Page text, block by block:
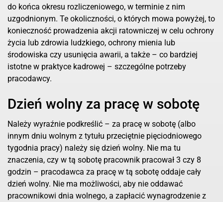
do końca okresu rozliczeniowego, w terminie z nim
uzgodnionym. Te okoliczności, o których mowa powyżej, to
konieczność prowadzenia akcji ratowniczej w celu ochrony
życia lub zdrowia ludzkiego, ochrony mienia lub
środowiska czy usunięcia awarii, a także – co bardziej
istotne w praktyce kadrowej – szczególne potrzeby
pracodawcy.
Dzień wolny za pracę w sobotę
Należy wyraźnie podkreślić – za pracę w sobotę (albo
innym dniu wolnym z tytułu przeciętnie pięciodniowego
tygodnia pracy) należy się dzień wolny. Nie ma tu
znaczenia, czy w tą sobotę pracownik pracował 3 czy 8
godzin – pracodawca za pracę w tą sobotę oddaje cały
dzień wolny. Nie ma możliwości, aby nie oddawać
pracownikowi dnia wolnego, a zapłacić wynagrodzenie z